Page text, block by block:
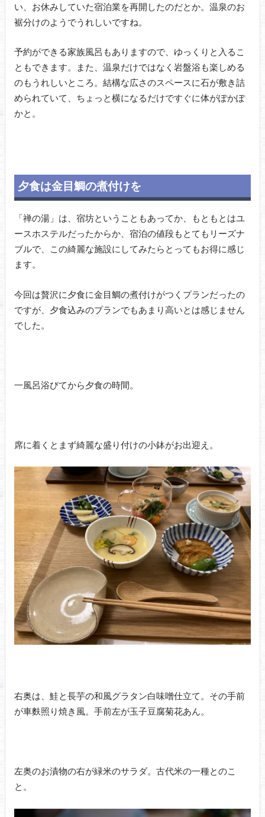
い、お休みしていた宿泊業を再開したのだとか。温泉のお
裾分けのようでうれしいですね。
予約ができる家族風呂もありますので、ゆっくりと入るこ
ともできます。また、温泉だけではなく岩盤浴も楽しめる
のもうれしいところ。結構な広さのスペースに石が敷き詰
められていて、ちょっと横になるだけですぐに体がぽかぽ
かと。
夕食は金目鯛の煮付けを
「禅の湯」は、宿坊ということもあってか、もともとはユ
ースホステルだったからか、宿泊の値段もとてもリーズナ
ブルで、この綺麗な施設にしてみたらとってもお得に感じ
ます。
今回は贅沢に夕食に金目鯛の煮付けがつくプランだったの
ですが、夕食込みのプランでもあまり高いとは感じません
でした。
一風呂浴びてから夕食の時間。
席に着くとまず綺麗な盛り付けの小鉢がお出迎え。
右奥は、鮭と長芋の和風グラタン白味噌仕立て。その手前
が車麩照り焼き風。手前左が玉子豆腐菊花あん。
左奥のお漬物の右が緑米のサラダ。古代米の一種とのこ
と。